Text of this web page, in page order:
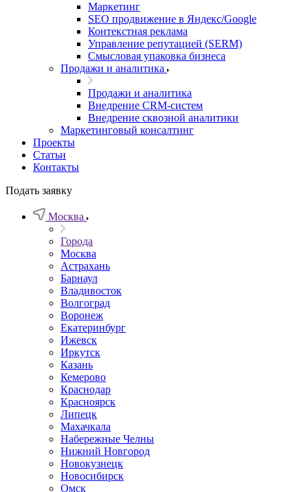
Маркетинг
SEO продвижение в Яндекс/Google
Контекстная реклама
Управление репутацией (SERM)
Смысловая упаковка бизнеса
Продажи и аналитика
Продажи и аналитика
Внедрение CRM-систем
Внедрение сквозной аналитики
Маркетинговый консалтинг
Проекты
Статьи
Контакты
Подать заявку
Москва
Города
Москва
Астрахань
Барнаул
Владивосток
Волгоград
Воронеж
Екатеринбург
Ижевск
Иркутск
Казань
Кемерово
Краснодар
Красноярск
Липецк
Махачкала
Набережные Челны
Нижний Новгород
Новокузнецк
Новосибирск
Омск